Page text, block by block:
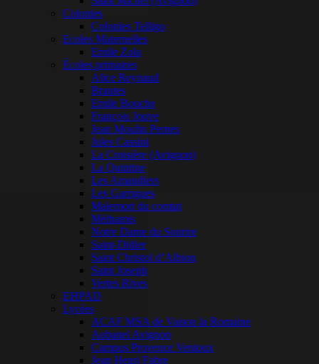
Colonies
Colonies Telligo
Ecoles Maternelles
Emile Zola
Écoles primaires
Alice Reynaud
Brantes
Emile Bouche
François Jouve
Jean Moulin Pernes
Jules Cassini
La Croisière (Avignon)
La Quintine
Les Amandiers
Les Garrigues
Malemort du comtat
Méthamis
Notre Dame du Sourire
Saint-Didier
Saint Christol d’Albion
Saint Joseph
Vertes Rives
EHPAD
Lycées
ACAF MSA de Vaison la Romaine
Aubanel Avignon
Campus Provence Ventoux
Jean Henri Fabre